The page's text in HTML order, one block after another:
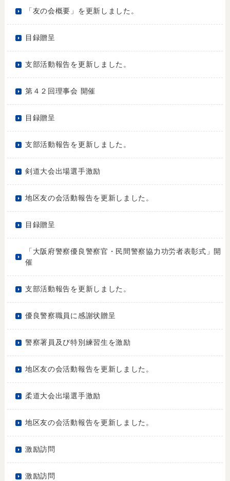
「友の会概要」を更新しました。
目録贈呈
支部活動報告を更新しました。
第４２回理事会 開催
目録贈呈
支部活動報告を更新しました。
剣道大会出場選手激励
地区友の会活動報告を更新しました。
目録贈呈
「大阪府警察優良警察官・民間警察協力功労者表彰式」開
催
支部活動報告を更新しました。
優良警察職員に感謝状贈呈
警察署員及び特別練習生を激励
地区友の会活動報告を更新しました。
柔道大会出場選手激励
地区友の会活動報告を更新しました。
激励訪問
激励訪問